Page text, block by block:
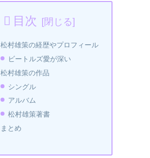
目次
松村雄策の経歴やプロフィール
ビートルズ愛が深い
松村雄策の作品
シングル
アルバム
松村雄策著書
まとめ